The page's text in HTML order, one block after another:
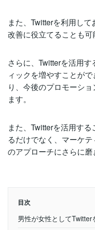
また、Twitterを利用し
改善に役立てることも可
さらに、Twitterを活用
ィックを増やすことが
り、今後のプロモーシ
ます。
また、Twitterを活用す
るだけでなく、マーケ
のアプローチにさらに磨
目次
男性が女性としてTwitter